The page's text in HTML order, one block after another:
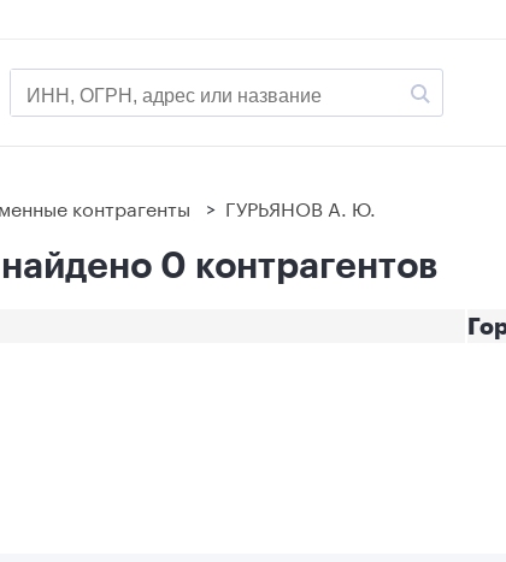
контрагенты > ГУРЬЯНОВ А. Ю.
0 контрагентов